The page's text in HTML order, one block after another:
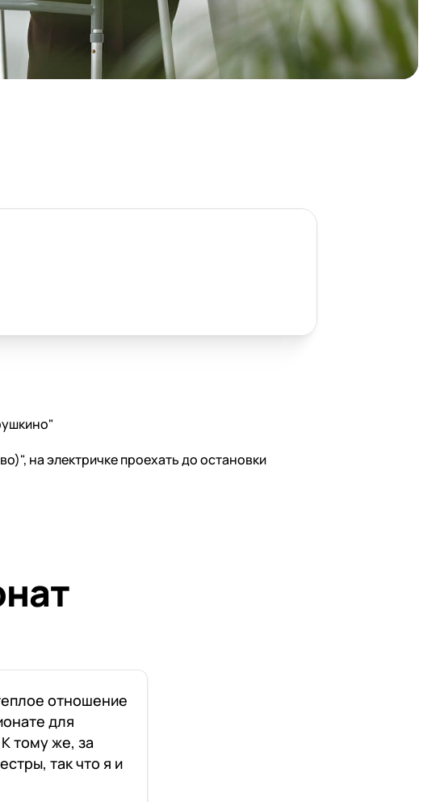
на электричке проехать до остановки
отношение
для
тому же, за
так что я и